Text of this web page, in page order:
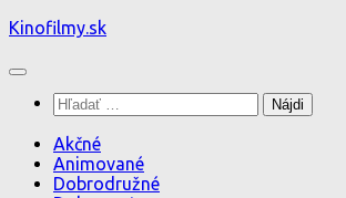
Preskočiť
obsah
Kinofilmy.sk
Hľadať:
Akčné
Animované
Dobrodružné